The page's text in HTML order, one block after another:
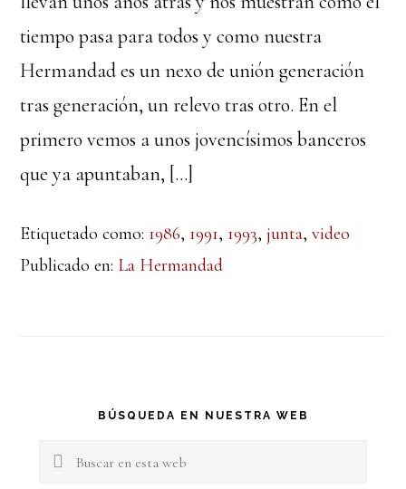
tiempo pasa para todos y como nuestra
Hermandad es un nexo de unión generación
tras generación, un relevo tras otro. En el
primero vemos a unos jovencísimos banceros
que ya apuntaban, […]
Etiquetado como: 1986, 1991, 1993,junta,video
Publicado en: La Hermandad
Barra
lateral
BÚSQUEDA EN NUESTRA WEB
Buscar